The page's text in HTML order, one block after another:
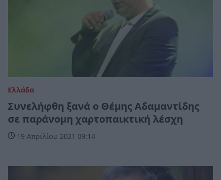
Ελλάδα
Συνελήφθη ξανά ο Θέμης Αδαμαντίδης
σε παράνομη χαρτοπαικτική λέσχη
19 Απριλίου 2021 09:14